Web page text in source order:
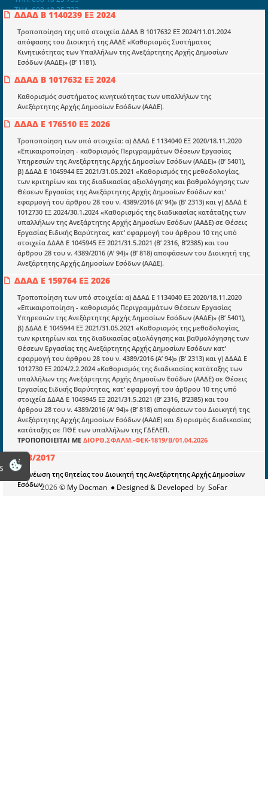
ΔΔΑΔ Β 1140239 ΕΞ 2024
Τροποποίηση της υπό στοιχεία ΔΔΑΔ Β 1017632 ΕΞ 2024/11.01.2024
απόφασης του Διοικητή της ΑΑΔΕ «Καθορισμός Συστήματος
Κινητικότητας των Υπαλλήλων της Ανεξάρτητης Αρχής Δημοσίων
Εσόδων (ΑΑΔΕ)» (Β’ 1181).
ΔΔΑΔ Β 1017632 ΕΞ 2024
Καθορισμός συστήματος κινητικότητας των υπαλλήλων της
Ανεξάρτητης Αρχής Δημοσίων Εσόδων (ΑΑΔΕ).
ΔΔΑΔ Ε 176510 ΕΞ 2026
Τροποποίηση των υπό στοιχεία: α) ΔΔΑΔ Ε 1134040 ΕΞ 2020/18.11.2020
«Επικαιροποίηση - καθορισμός Περιγραμμάτων Θέσεων Εργασίας
Υπηρεσιών της Ανεξάρτητης Αρχής Δημοσίων Εσόδων (ΑΑΔΕ)» (Β’ 5401),
β) ΔΔΑΔ Ε 1045944 ΕΞ 2021/31.05.2021 «Καθορισμός της μεθοδολογίας,
των κριτηρίων και της διαδικασίας αξιολόγησης και βαθμολόγησης των
Θέσεων Εργασίας της Ανεξάρτητης Αρχής Δημοσίων Εσόδων κατ’
εφαρμογή του άρθρου 28 του ν. 4389/2016 (Α’ 94)» (Β’ 2313) και γ) ΔΔΑΔ Ε
1012730 ΕΞ 2024/30.1.2024 «Καθορισμός της διαδικασίας κατάταξης των
υπαλλήλων της Ανεξάρτητης Αρχής Δημοσίων Εσόδων (ΑΑΔΕ) σε Θέσεις
Εργασίας Ειδικής Βαρύτητας, κατ’ εφαρμογή του άρθρου 10 της υπό
στοιχεία ΔΔΑΔ Ε 1045945 ΕΞ 2021/31.5.2021 (Β’ 2316, Β’2385) και του
άρθρου 28 του ν. 4389/2016 (Α’ 94)» (Β’ 818) αποφάσεων του Διοικητή της
Ανεξάρτητης Αρχής Δημοσίων Εσόδων (ΑΑΔΕ).
ΔΔΑΔ Ε 159764 ΕΞ 2026
Τροποποίηση των υπό στοιχεία: α) ΔΔΑΔ Ε 1134040 ΕΞ 2020/18.11.2020
«Επικαιροποίηση - καθορισμός Περιγραμμάτων Θέσεων Εργασίας
Υπηρεσιών της Ανεξάρτητης Αρχής Δημοσίων Εσόδων (ΑΑΔΕ)» (Β’ 5401),
β) ΔΔΑΔ Ε 1045944 ΕΞ 2021/31.05.2021 «Καθορισμός της μεθοδολογίας,
των κριτηρίων και της διαδικασίας αξιολόγησης και βαθμολόγησης των
Θέσεων Εργασίας της Ανεξάρτητης Αρχής Δημοσίων Εσόδων κατ’
εφαρμογή του άρθρου 28 του ν. 4389/2016 (Α’ 94)» (Β’ 2313) και γ) ΔΔΑΔ Ε
1012730 ΕΞ 2024/2.2.2024 «Καθορισμός της διαδικασίας κατάταξης των
υπαλλήλων της Ανεξάρτητης Αρχής Δημοσίων Εσόδων (ΑΑΔΕ) σε Θέσεις
Εργασίας Ειδικής Βαρύτητας, κατ’ εφαρμογή του άρθρου 10 της υπό
στοιχεία ΔΔΑΔ Ε 1045945 ΕΞ 2021/31.5.2021 (Β’ 2316, Β’2385) και του
άρθρου 28 του ν. 4389/2016 (Α’ 94)» (Β’ 818) αποφάσεων του Διοικητή της
Ανεξάρτητης Αρχής Δημοσίων Εσόδων (ΑΑΔΕ) και δ) ορισμός διαδικασίας
κατάταξης σε ΠΘΕ των υπαλλήλων της ΓΔΕΛΕΠ.
ΤΡΟΠΟΠΟΙΕΙΤΑΙ ΜΕ ΔΙΟΡΘ.ΣΦΑΛΜ.-ΦΕΚ-1819/Β/01.04.2026
39/3/2017
Ανανέωση της θητείας του Διοικητή της Ανεξάρτητης Αρχής Δημοσίων
Εσόδων.
ΤΗΛ: 698 18 25 732
mydocmangr@gmail.com
Docman.gr
Ποιοί είμαστε;
Μια πολυετής εθελοντική προσπάθεια που
μετατράπηκε σε επιχειρηματική οντότητα και φιλοδοξεί να συμβάλλει
στην διάδοση της γνώσης.
Ενότητες
Επικαιρότητα
E-book
Οδηγοί εκκαθάρισης
Νόμοι και προεδρικά διατάγματα
Υπουργικές αποφάσεις
Πληροφορίες
Είσοδος
Εγγραφή
Οδηγίες Εγγραφής
Βοηθός Αναζήτησης
Οροι χρησης ιστοτοπου
2026© My Docman ● Designed & Developed by SoFar